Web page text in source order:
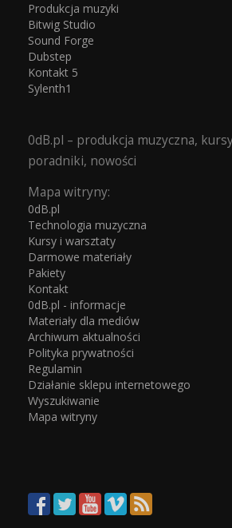
Produkcja muzyki
Bitwig Studio
Sound Forge
Dubstep
Kontakt 5
Sylenth1
0dB.pl – produkcja muzyczna,
poradniki, nowości
Mapa witryny:
0dB.pl
Technologia muzyczna
Kursy i warsztaty
Darmowe materiały
Pakiety
Kontakt
0dB.pl - informacje
Materiały dla mediów
Archiwum aktualności
Polityka prywatności
Regulamin
Działanie sklepu internetowego
Wyszukiwanie
Mapa witryny